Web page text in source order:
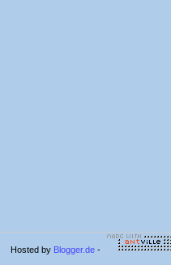
Hosted by Blogger.de -